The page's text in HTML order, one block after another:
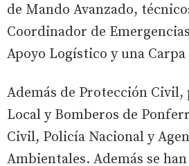
de Mando Avanzado,
Coordinador de
Apoyo Logístico y una
Además de Protección
Local y Bomberos de
Civil, Policía Nacional y
Ambientales. Además se